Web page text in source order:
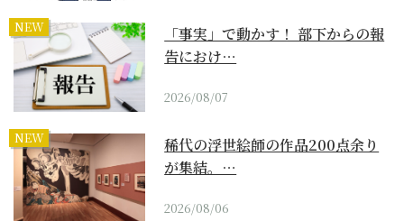
NEW
「事実」で動かす！ 部下からの報
告におけ…
2026/08/07
NEW
稀代の浮世絵師の作品200点余り
が集結。…
2026/08/06